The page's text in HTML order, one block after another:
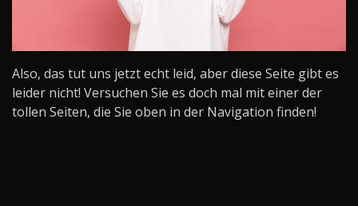
Also, das tut uns jetzt echt leid, aber diese Seite gibt es
leider nicht! Versuchen Sie es doch mal mit einer der
tollen Seiten, die Sie oben in der Navigation finden!